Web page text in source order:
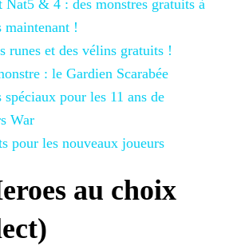
Nat5 & 4 : des monstres gratuits à
maintenant !
runes et des vélins gratuits !
: le Gardien Scarabée
pour les 11 ans de
War
pour les nouveaux joueurs
au choix